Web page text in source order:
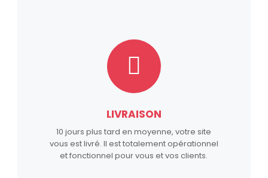
LIVRAISON
10 jours plus tard en moyenne, votre site
vous est livré. Il est totalement opérationnel
et fonctionnel pour vous et vos clients.